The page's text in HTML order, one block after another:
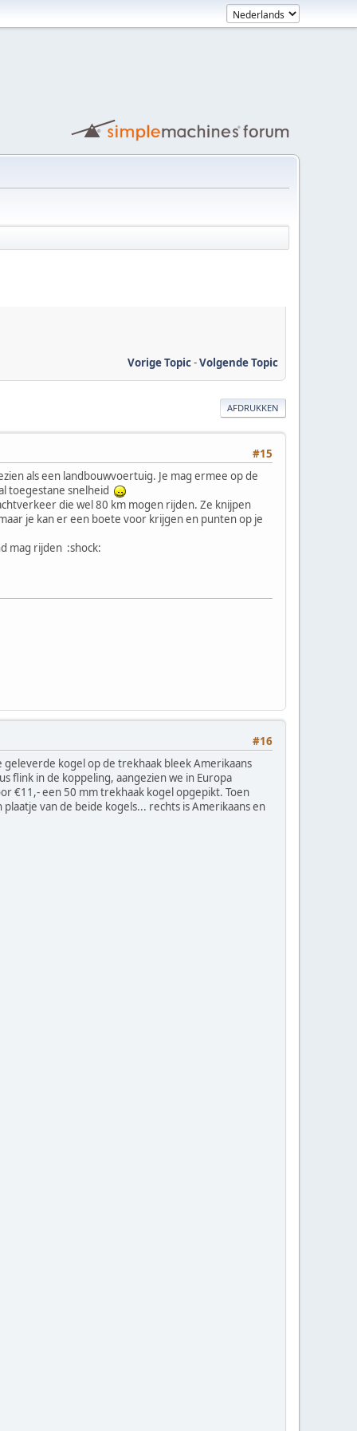
Vorige Topic-Volgende Topic
AFDRUKKEN
#15
als een landbouwvoertuig. Je mag ermee op de
toegestane snelheid
die wel 80 km mogen rijden. Ze knijpen
je kan er een boete voor krijgen en punten op je
mag rijden :shock:
#16
kogel op de trekhaak bleek Amerikaans
flink in de koppeling, aangezien we in Europa
€11,- een 50 mm trekhaak kogel opgepikt. Toen
van de beide kogels... rechts is Amerikaans en